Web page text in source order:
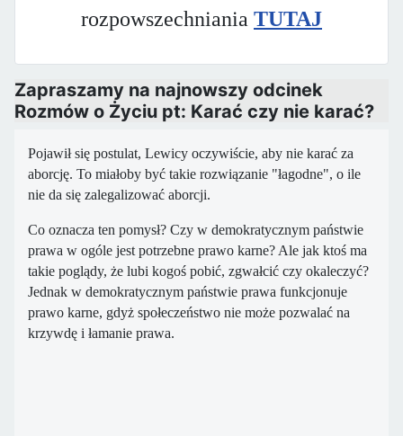
rozpowszechniania TUTAJ
Zapraszamy na najnowszy odcinek
Rozmów o Życiu pt: Karać czy nie karać?
Pojawił się postulat, Lewicy oczywiście, aby nie karać za
aborcję. To miałoby być takie rozwiązanie "łagodne", o ile
nie da się zalegalizować aborcji.
Co oznacza ten pomysł? Czy w demokratycznym państwie
prawa w ogóle jest potrzebne prawo karne? Ale jak ktoś ma
takie poglądy, że lubi kogoś pobić, zgwałcić czy okaleczyć?
Jednak w demokratycznym państwie prawa funkcjonuje
prawo karne, gdyż społeczeństwo nie może pozwalać na
krzywdę i łamanie prawa.